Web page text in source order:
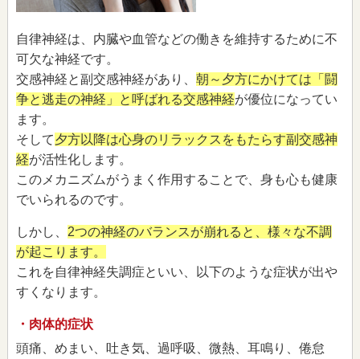
自律神経は、内臓や血管などの働きを維持するために不
可欠な神経です。
交感神経と副交感神経があり、 朝～夕方にかけては「闘
争と逃走の神経」と呼ばれる交感神経が優位になってい
ます。
そして夕方以降は心身のリラックスをもたらす副交感神
経が活性化します。
このメカニズムがうまく作用することで、身も心も健康
でいられるのです。
しかし、 2つの神経のバランスが崩れると、様々な不調
が起こります。
これを自律神経失調症といい、以下のような症状が出や
すくなります。
・肉体的症状
頭痛、めまい、吐き気、過呼吸、微熱、耳鳴り、倦怠